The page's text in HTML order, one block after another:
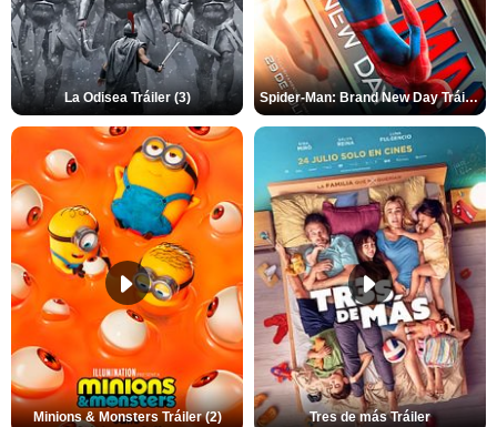
La Odisea Tráiler (3) Spider-Man: Brand New Day Tráiler (3)
Minions & Monsters Tráiler (2) Tres de más Tráiler